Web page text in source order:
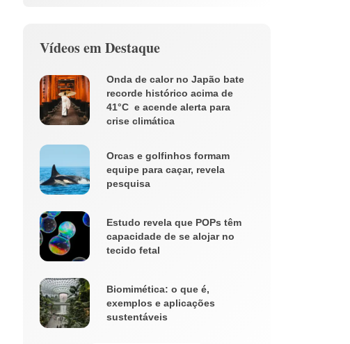
Vídeos em Destaque
Onda de calor no Japão bate
recorde histórico acima de
41°C e acende alerta para
crise climática
Orcas e golfinhos formam
equipe para caçar, revela
pesquisa
Estudo revela que POPs têm
capacidade de se alojar no
tecido fetal
Biomimética: o que é,
exemplos e aplicações
sustentáveis